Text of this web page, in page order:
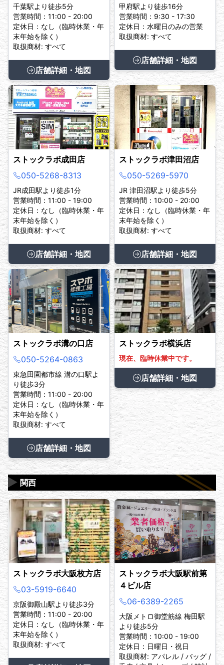
千葉駅より徒歩5分
営業時間：11:00 - 20:00
定休日：なし（臨時休業・年
末年始を除く）
取扱商材: すべて
店舗詳細・地図
甲府駅より徒歩16分
営業時間：9:30 - 17:30
定休日：水曜日のみの営業
取扱商材: すべて
店舗詳細・地図
ストックラボ成田店
050-5268-8313
JR成田駅より徒歩1分
営業時間：11:00 - 19:00
定休日：なし（臨時休業・年
末年始を除く）
取扱商材: すべて
店舗詳細・地図
ストックラボ津田沼店
050-5269-5970
JR 津田沼駅より徒歩5分
営業時間：10:00 - 20:00
定休日：なし（臨時休業・年
末年始を除く）
取扱商材: すべて
店舗詳細・地図
ストックラボ溝の口店
050-5264-0863
東急田園都市線 溝の口駅よ
り徒歩3分
営業時間：11:00 - 20:00
定休日：なし（臨時休業・年
末年始を除く）
取扱商材: すべて
店舗詳細・地図
ストックラボ横浜店
現在、臨時休業中です。
店舗詳細・地図
関西
▶
ストックラボ大阪枚方店
03-5919-6640
京阪御殿山駅より徒歩3分
営業時間：11:00 - 20:00
定休日：なし（臨時休業・年
末年始を除く）
取扱商材: すべて
ストックラボ大阪駅前第
４ビル店
06-6389-2265
大阪メトロ御堂筋線 梅田駅
より徒歩5分
営業時間：10:00 - 19:00
定休日：日曜日・祝日
取扱商材: アパレル / バッグ /